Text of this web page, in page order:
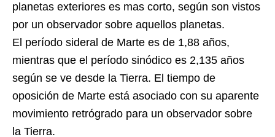
planetas exteriores es mas corto, según son vistos
por un observador sobre aquellos planetas.
El período sideral de Marte es de 1,88 años,
mientras que el período sinódico es 2,135 años
según se ve desde la Tierra. El tiempo de
oposición de Marte está asociado con su aparente
movimiento retrógrado para un observador sobre
la Tierra.